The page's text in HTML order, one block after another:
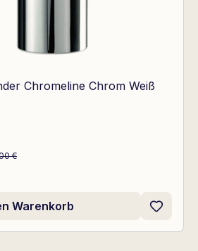
Chromeline Chrom Weiß
€
Warenkorb